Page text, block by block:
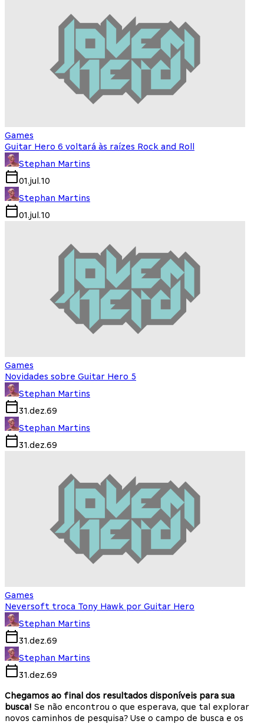
Games
Guitar Hero 6 voltará às raízes Rock and Roll
Stephan Martins
01.jul.10
Stephan Martins
01.jul.10
Games
Novidades sobre Guitar Hero 5
Stephan Martins
31.dez.69
Stephan Martins
31.dez.69
Games
Neversoft troca Tony Hawk por Guitar Hero
Stephan Martins
31.dez.69
Stephan Martins
31.dez.69
Chegamos ao final dos resultados disponíveis para sua
busca! Se não encontrou o que esperava, que tal explorar
novos caminhos de pesquisa? Use o campo de busca e os